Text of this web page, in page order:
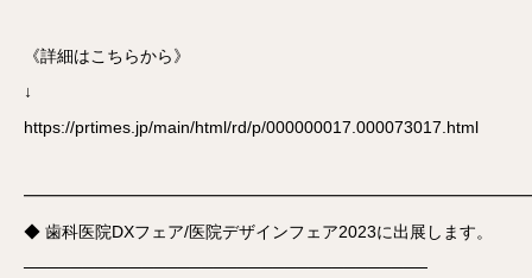
《詳細はこちらから》
↓
https://prtimes.jp/main/html/rd/p/000000017.000073017.html
◆ 歯科医院DXフェア/医院デザインフェア2023に出展します。
──────────────────────────────────